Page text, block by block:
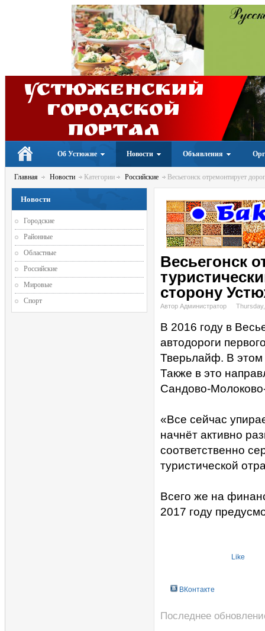
Устюженский
Городской
портал
Об Устюжне Новости Объявления
Главная Новости Категории Российские Весьегонск отремонтирует
Весьегонск
сторону
Автор Администратор
В 2016 году в
автодороги
Тверьлайф. В этом
Также в это
Сандово-
«Все сейчас
начнёт активно
соответственно
туристической
Всего же на
2017 году
Like
ВКонтакте
Последнее
Новости
Городские
Районные
Областные
Российские
Мировые
Спорт